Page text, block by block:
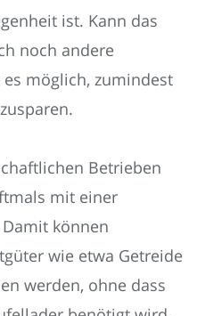
ist. Kann das
noch andere
möglich, zumindest
Betrieben
mit einer
können
wie etwa Getreide
werden, ohne dass